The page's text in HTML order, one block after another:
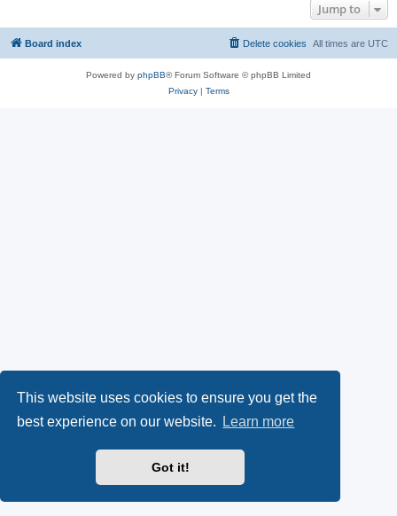
This website uses cookies to ensure you get the
best experience on our website.
Learn more
Got it!
Jump to
Board index All times are UTC
Delete cookies
Powered by phpBB® Forum Software © phpBB Limited
Privacy| Terms